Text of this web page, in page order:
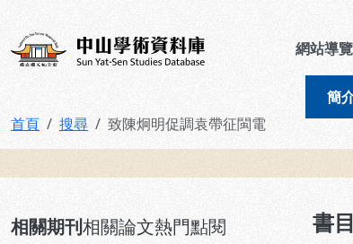
中山學術資料庫 網站導覽
簡
首頁 搜尋 致陳炯明促調袁帶征閩電
相關期刊相關論文熱門點閱 書